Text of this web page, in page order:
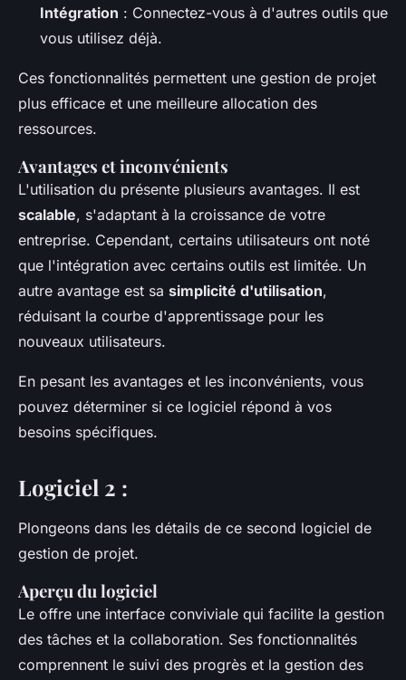
Intégration : Connectez-vous à d'autres outils que
vous utilisez déjà.
Ces fonctionnalités permettent une gestion de projet
plus efficace et une meilleure allocation des
ressources.
Avantages et inconvénients
L'utilisation du présente plusieurs avantages. Il est
scalable, s'adaptant à la croissance de votre
entreprise. Cependant, certains utilisateurs ont noté
que l'intégration avec certains outils est limitée. Un
autre avantage est sa simplicité d'utilisation,
réduisant la courbe d'apprentissage pour les
nouveaux utilisateurs.
En pesant les avantages et les inconvénients, vous
pouvez déterminer si ce logiciel répond à vos
besoins spécifiques.
Logiciel 2 :
Plongeons dans les détails de ce second logiciel de
gestion de projet.
Aperçu du logiciel
Le offre une interface conviviale qui facilite la gestion
des tâches et la collaboration. Ses fonctionnalités
comprennent le suivi des progrès et la gestion des